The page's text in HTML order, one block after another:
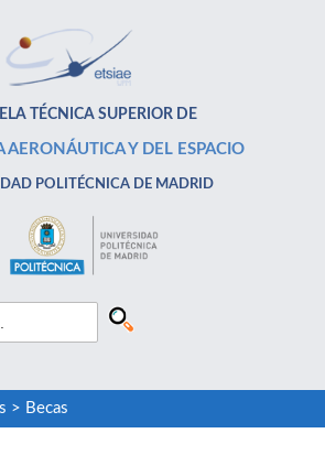
TÉCNICA SUPERIOR DE
AERONÁUTICA Y DEL ESPACIO
POLITÉCNICA DE MADRID
> Becas